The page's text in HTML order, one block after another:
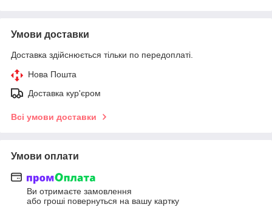
Умови доставки
Доставка здійснюється тільки по передоплаті.
Нова Пошта
Доставка кур'єром
Всі умови доставки
Умови оплати
Ви отримаєте замовлення
або гроші повернуться на вашу картку